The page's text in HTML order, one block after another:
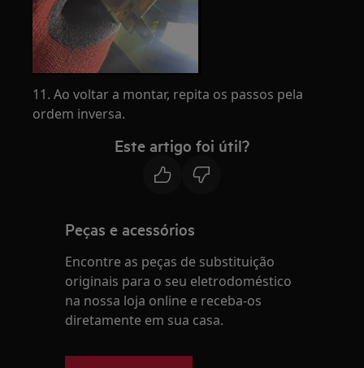
11. Ao voltar a montar, repita os passos pela
ordem inversa.
Este artigo foi útil?
Peças e acessórios
Encontre as peças de substituição
originais para o seu eletrodoméstico
na nossa loja online e receba-os
diretamente em sua casa.